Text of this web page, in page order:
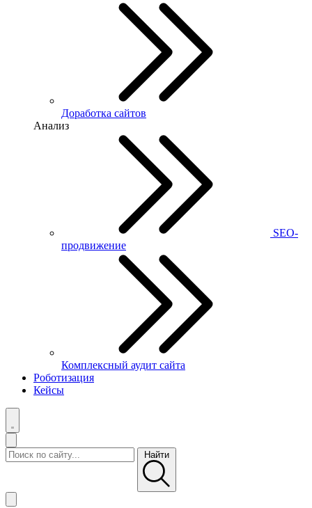
Доработка сайтов
Анализ
SEO-
продвижение
Комплексный аудит сайта
Роботизация
Кейсы
Найти